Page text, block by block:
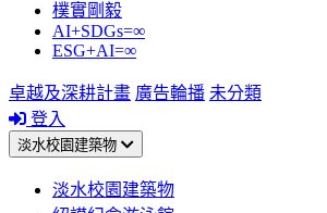
樸實剛毅
AI+SDGs=∞
ESG+AI=∞
卓越及深耕計畫 廣告輪播 未分類
登入
淡水校園建築物
淡水校園建築物